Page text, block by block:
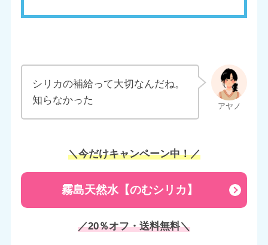
シリカの補給って大切なんだね。
知らなかった
＼今だけキャンペーン中！／
霧島天然水【のむシリカ】
／20％オフ・送料無料＼